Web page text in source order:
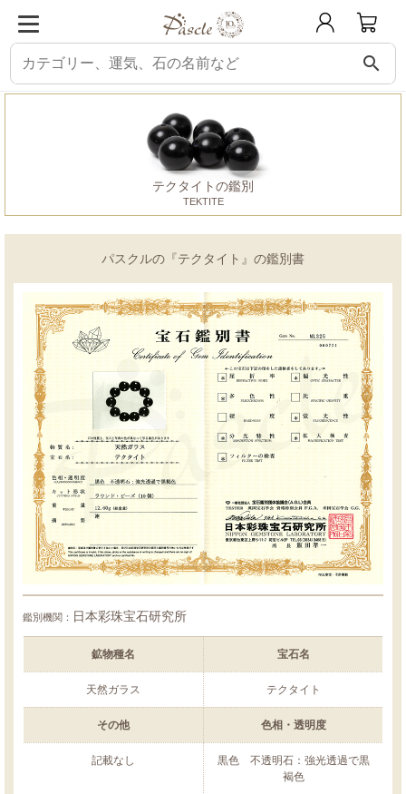
search
パスクル 鑑別書 テクタイト
テクタイトの鑑別
TEKTITE
パスクルの『テクタイト』の鑑別書
鑑別機関： 日本彩珠宝石研究所
鉱物種名 宝石名
天然ガラス テクタイト
その他 色相・透明度
記載なし
黒色 不透明石：強光透過で黒
褐色